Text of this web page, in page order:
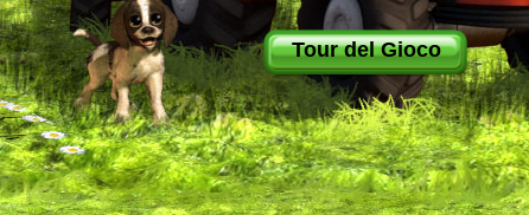
Tour del Gioco